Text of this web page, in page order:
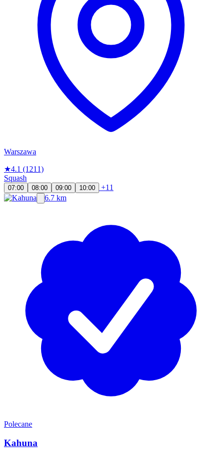
Warszawa
★4.1 (1211)
Squash
07:00 08:00 09:00 10:00
+11
6.7 km
Polecane
Kahuna